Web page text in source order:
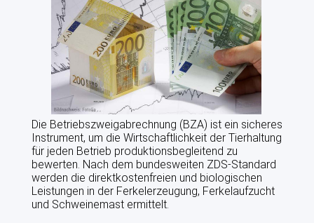
DATENSCHUTZERKLÄRUNG
PRODUKTIONSBERATUNG
Die Betriebszweigabrechnung (BZA) ist ein sicheres
Instrument, um die Wirtschaftlichkeit der Tierhaltung
für jeden Betrieb produktionsbegleitend zu
bewerten. Nach dem bundesweiten ZDS-Standard
werden die direktkostenfreien und biologischen
Leistungen in der Ferkelerzeugung, Ferkelaufzucht
und Schweinemast ermittelt.